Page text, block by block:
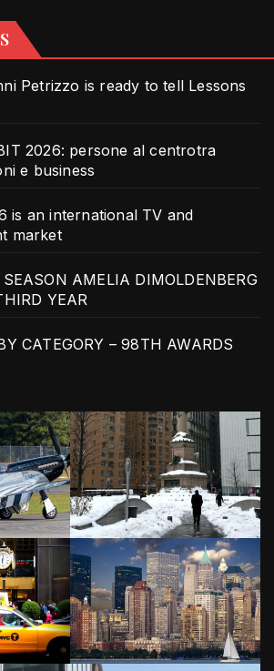
Petrizzo is ready to tell Lessons
2026: persone al centrotra
e business
is an international TV and
market
AMELIA DIMOLDENBERG
YEAR
CATEGORY – 98TH AWARDS